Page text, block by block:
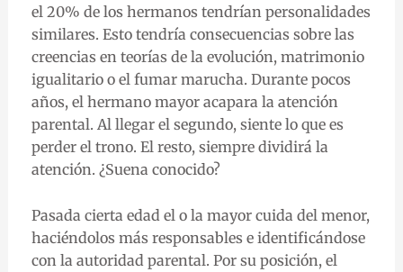
el 20% de los hermanos tendrían personalidades
similares. Esto tendría consecuencias sobre las
creencias en teorías de la evolución, matrimonio
igualitario o el fumar marucha. Durante pocos
años, el hermano mayor acapara la atención
parental. Al llegar el segundo, siente lo que es
perder el trono. El resto, siempre dividirá la
atención. ¿Suena conocido?
Pasada cierta edad el o la mayor cuida del menor,
haciéndolos más responsables e identificándose
con la autoridad parental. Por su posición, el